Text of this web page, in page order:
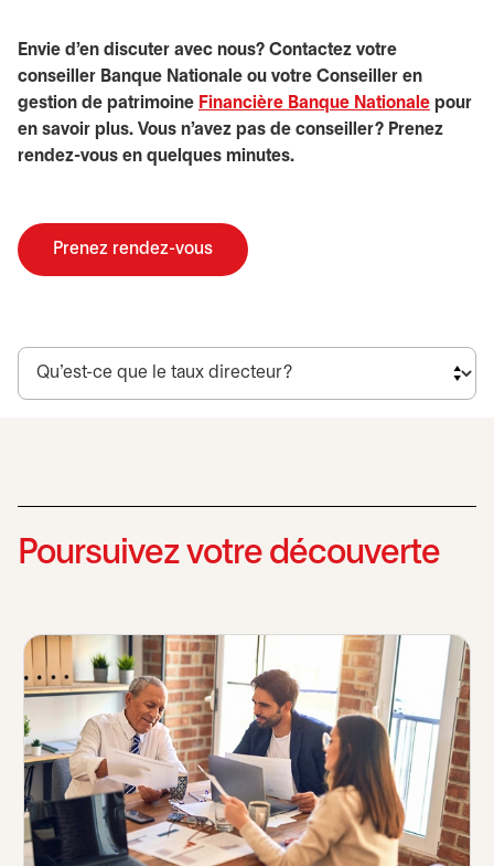
Envie d'en discuter avec nous? Contactez votre
conseiller Banque Nationale ou votre Conseiller en
gestion de patrimoine Financière Banque Nationale pour
en savoir plus. Vous n’avez pas de conseiller? Prenez
rendez-vous en quelques minutes.
Prenez rendez-vouss’ouvre dans un nouvel onglet
Poursuivez votre découverte